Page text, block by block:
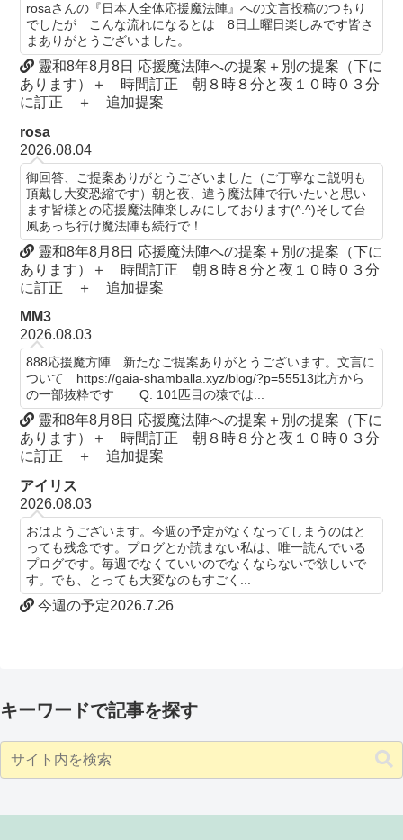
rosaさんの『日本人全体応援魔法陣』への文言投稿のつもり
でしたが こんな流れになるとは 8日土曜日楽しみです皆さ
まありがとうございました。
靈和8年8月8日 応援魔法陣への提案＋別の提案（下に
あります）＋ 時間訂正 朝８時８分と夜１０時０３分
に訂正 ＋ 追加提案
rosa
2026.08.04
御回答、ご提案ありがとうございました（ご丁寧なご説明も
頂戴し大変恐縮です）朝と夜、違う魔法陣で行いたいと思い
ます皆様との応援魔法陣楽しみにしております(^.^)そして台
風あっち行け魔法陣も続行で！...
靈和8年8月8日 応援魔法陣への提案＋別の提案（下に
あります）＋ 時間訂正 朝８時８分と夜１０時０３分
に訂正 ＋ 追加提案
MM3
2026.08.03
888応援魔方陣 新たなご提案ありがとうございます。文言に
ついて https://gaia-shamballa.xyz/blog/?p=55513此方から
の一部抜粋です Q. 101匹目の猿では...
靈和8年8月8日 応援魔法陣への提案＋別の提案（下に
あります）＋ 時間訂正 朝８時８分と夜１０時０３分
に訂正 ＋ 追加提案
アイリス
2026.08.03
おはようございます。今週の予定がなくなってしまうのはと
っても残念です。プログとか読まない私は、唯一読んでいる
プログです。毎週でなくていいのでなくならないで欲しいで
す。でも、とっても大変なのもすごく...
今週の予定2026.7.26
キーワードで記事を探す